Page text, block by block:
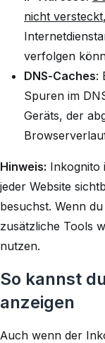
nicht versteckt
verfolgen
DNS-Caches:
Spuren im
Geräts, der
Hinweis: Inkognito
jeder Website
besuchst. Wenn
zusätzliche Tools
nutzen.
So kannst
anzeigen
Auch wenn der